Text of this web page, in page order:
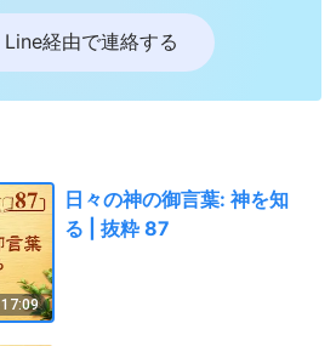
Line経由で連絡する
17:09
日々の神の御言葉: 神を知
る | 抜粋 87